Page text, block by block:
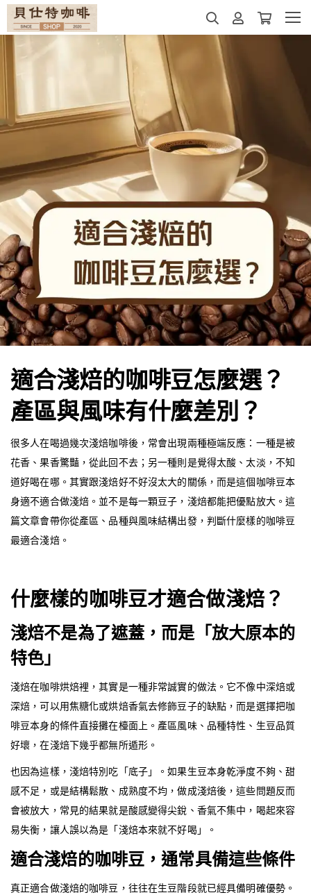
適合淺焙的咖啡豆怎麼選？
產區與風味有什麼差別？
很多人在喝過幾次淺焙咖啡後，常會出現兩種極端反應：一種是被
花香、果香驚豔，從此回不去；另一種則是覺得太酸、太淡，不知
道好喝在哪。其實跟淺焙好不好沒太大的關係，而是這個咖啡豆本
身適不適合做淺焙。並不是每一顆豆子，淺焙都能把優點放大。這
篇文章會帶你從產區、品種與風味結構出發，判斷什麼樣的咖啡豆
最適合淺焙。
什麼樣的咖啡豆才適合做淺焙？
淺焙不是為了遮蓋，而是「放大原本的
特色」
淺焙在咖啡烘焙裡，其實是一種非常誠實的做法。它不像中深焙或
深焙，可以用焦糖化或烘焙香氣去修飾豆子的缺點，而是選擇把咖
啡豆本身的條件直接攤在檯面上。產區風味、品種特性、生豆品質
好壞，在淺焙下幾乎都無所遁形。
也因為這樣，淺焙特別吃「底子」。如果生豆本身乾淨度不夠、甜
感不足，或是結構鬆散、成熟度不均，做成淺焙後，這些問題反而
會被放大，常見的結果就是酸感變得尖銳、香氣不集中，喝起來容
易失衡，讓人誤以為是「淺焙本來就不好喝」。
適合淺焙的咖啡豆，通常具備這些條件
真正適合做淺焙的咖啡豆，往往在生豆階段就已經具備明確優勢。